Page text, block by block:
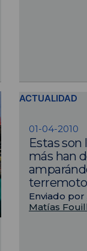
ACTUALIDAD
01-04-2010
Estas son
más han
terremoto
Enviado por
Matías